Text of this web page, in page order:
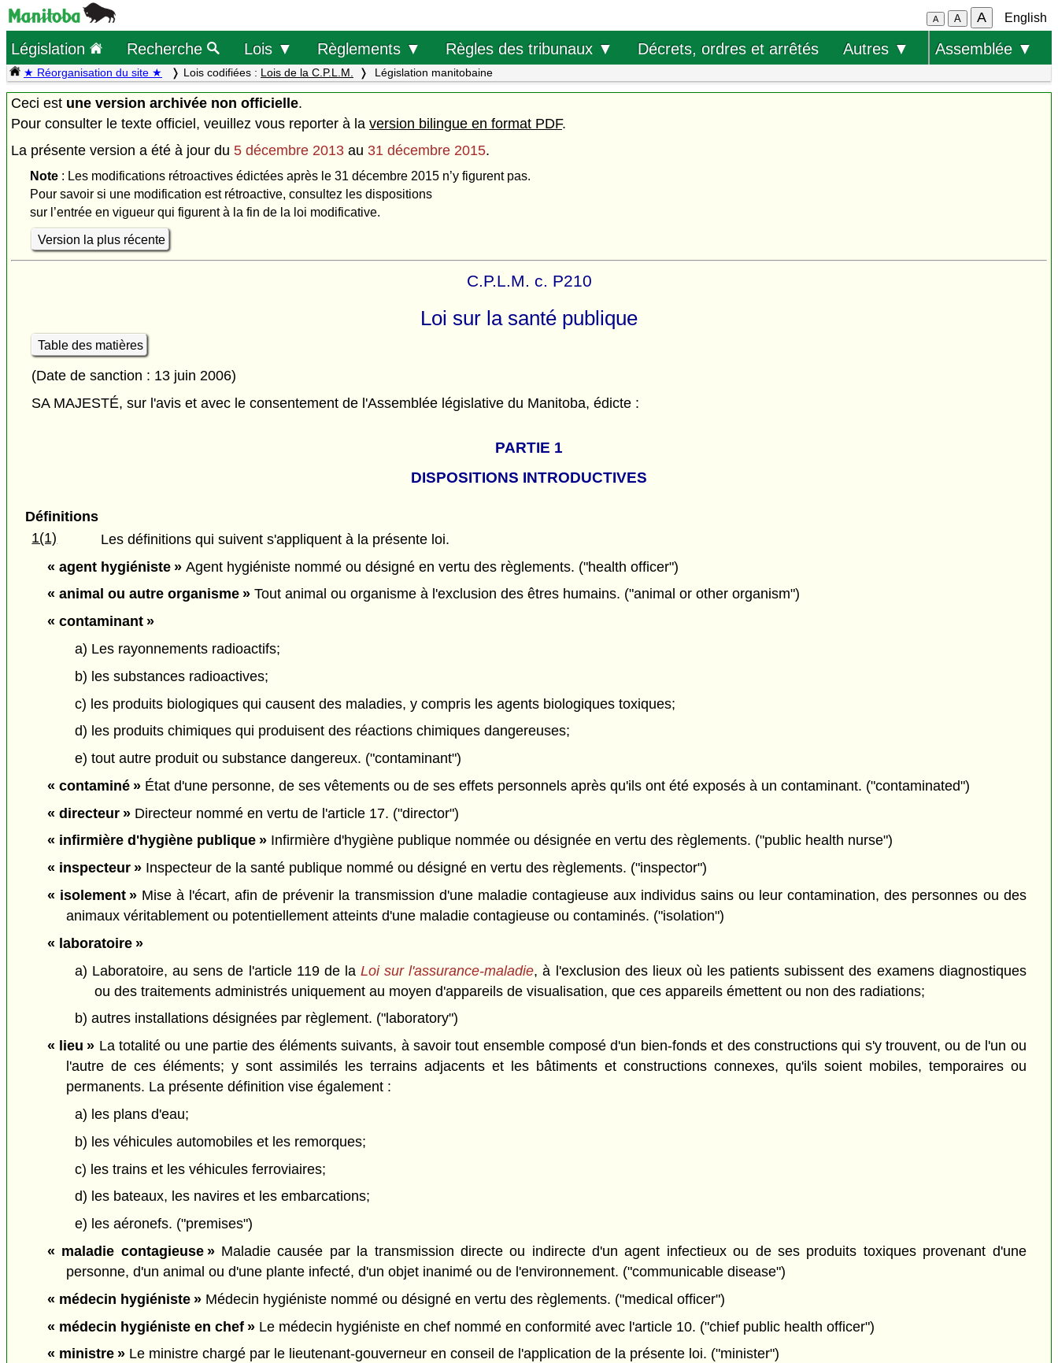
A A A English
Législation Recherche Lois ▼ Règlements ▼ Règles des tribunaux ▼ Décrets, ordres et arrêtés Autres ▼ Assemblée ▼
★ Réorganisation du site ★ Lois codifiées : Lois de la C.P.L.M. Législation manitobaine
Ceci est une version archivée non officielle.
Pour consulter le texte officiel, veuillez vous reporter à la version bilingue en format PDF.
La présente version a été à jour du 5 décembre 2013 au 31 décembre 2015.
Note: Les modifications rétroactives édictées après le 31 décembre 2015 n’y figurent pas.
Pour savoir si une modification est rétroactive, consultez les dispositions
sur l’entrée en vigueur qui figurent à la fin de la loi modificative.
Version la plus récente
C.P.L.M. c. P210
Loi sur la santé publique
Table des matières
(Date de sanction : 13 juin 2006)
SA MAJESTÉ, sur l'avis et avec le consentement de l'Assemblée législative du Manitoba, édicte :
PARTIE 1
DISPOSITIONS INTRODUCTIVES
Définitions
1(1)
Les définitions qui suivent s'appliquent à la présente loi.
« agent hygiéniste »Agent hygiéniste nommé ou désigné en vertu des règlements. ("health officer")
« animal ou autre organisme »Tout animal ou organisme à l'exclusion des êtres humains. ("animal or other organism")
« contaminant »
a) Les rayonnements radioactifs;
b) les substances radioactives;
c) les produits biologiques qui causent des maladies, y compris les agents biologiques toxiques;
d) les produits chimiques qui produisent des réactions chimiques dangereuses;
e) tout autre produit ou substance dangereux. ("contaminant")
« contaminé »État d'une personne, de ses vêtements ou de ses effets personnels après qu'ils ont été exposés à un contaminant. ("contaminated")
« directeur »Directeur nommé en vertu de l'article 17. ("director")
« infirmière d'hygiène publique »Infirmière d'hygiène publique nommée ou désignée en vertu des règlements. ("public health nurse")
« inspecteur »Inspecteur de la santé publique nommé ou désigné en vertu des règlements. ("inspector")
« isolement »Mise à l'écart, afin de prévenir la transmission d'une maladie contagieuse aux individus sains ou leur contamination, des personnes ou des
animaux véritablement ou potentiellement atteints d'une maladie contagieuse ou contaminés. ("isolation")
« laboratoire »
a) Laboratoire, au sens de l'article 119 de laLoi sur l'assurance-maladie, à l'exclusion des lieux où les patients subissent des examens diagnostiques
ou des traitements administrés uniquement au moyen d'appareils de visualisation, que ces appareils émettent ou non des radiations;
b) autres installations désignées par règlement. ("laboratory")
« lieu » La totalité ou une partie des éléments suivants, à savoir tout ensemble composé d'un bien-fonds et des constructions qui s'y trouvent, ou de l'un ou
l'autre de ces éléments; y sont assimilés les terrains adjacents et les bâtiments et constructions connexes, qu'ils soient mobiles, temporaires ou
permanents. La présente définition vise également :
a) les plans d'eau;
b) les véhicules automobiles et les remorques;
c) les trains et les véhicules ferroviaires;
d) les bateaux, les navires et les embarcations;
e) les aéronefs. ("premises")
« maladie contagieuse »Maladie causée par la transmission directe ou indirecte d'un agent infectieux ou de ses produits toxiques provenant d'une
personne, d'un animal ou d'une plante infecté, d'un objet inanimé ou de l'environnement. ("communicable disease")
« médecin hygiéniste »Médecin hygiéniste nommé ou désigné en vertu des règlements. ("medical officer")
« médecin hygiéniste en chef »Le médecin hygiéniste en chef nommé en conformité avec l'article 10. ("chief public health officer")
« ministre »Le ministre chargé par le lieutenant-gouverneur en conseil de l'application de la présente loi. ("minister")